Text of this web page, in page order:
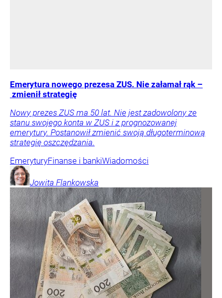
Emerytura nowego prezesa ZUS. Nie załamał rąk –
zmienił strategię
Nowy prezes ZUS ma 50 lat. Nie jest zadowolony ze
stanu swojego konta w ZUS i z prognozowanej
emerytury. Postanowił zmienić swoją długoterminową
strategię oszczędzania.
EmeryturyFinanse i bankiWiadomości
Jowita Flankowska